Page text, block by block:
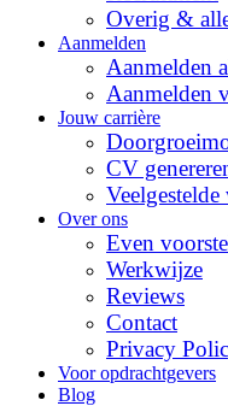
Overig &
Aanmelden
Aanmelden
Aanmelden
Jouw carrière
CV
Veelgestelde
Over ons
Even
Werkwijze
Reviews
Contact
Privacy
Voor opdrachtgevers
Blog